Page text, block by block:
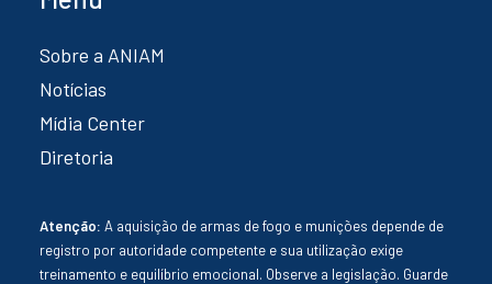
Sobre a ANIAM
Notícias
Mídia Center
Diretoria
Atenção: A aquisição de armas de fogo e munições depende de
registro por autoridade competente e sua utilização exige
treinamento e equilíbrio emocional. Observe a legislação. Guarde